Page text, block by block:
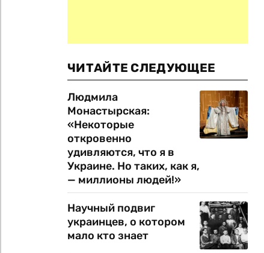
ЧИТАЙТЕ СЛЕДУЮЩЕЕ
Людмила
Монастырская:
«Некоторые
откровенно
удивляются, что я в
Украине. Но таких, как я,
— миллионы людей!»
Научный подвиг
украинцев, о котором
мало кто знает